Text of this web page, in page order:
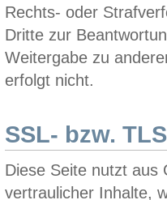
Rechts- oder
Dritte zur
Weitergabe zu
erfolgt nicht.
SSL- bzw.
Diese Seite nutzt aus
vertraulicher Inhalte,